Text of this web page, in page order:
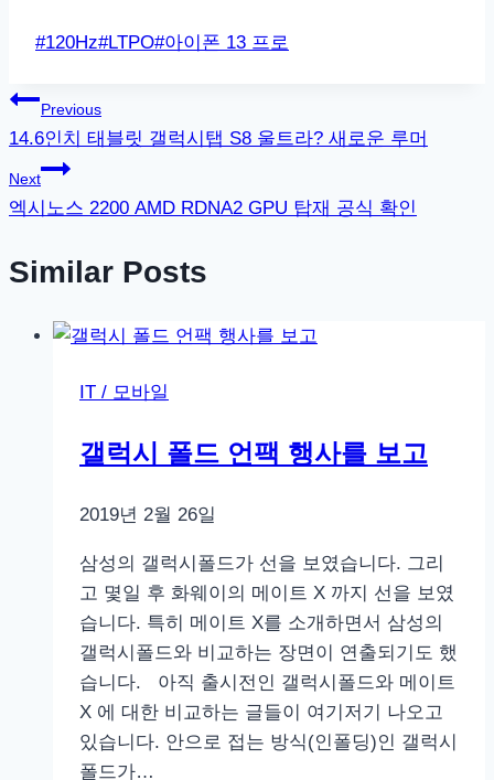
Post
#120Hz#LTPO#아이폰 13 프로
글
탐
색
Previous
14.6인치 태블릿 갤럭시탭 S8 울트라? 새로운 루머
Next
엑시노스 2200 AMD RDNA2 GPU 탑재 공식 확인
Similar Posts
IT / 모바일
갤럭시 폴드 언팩 행사를 보고
2019년 2월 26일
삼성의 갤럭시폴드가 선을 보였습니다. 그리
고 몇일 후 화웨이의 메이트 X 까지 선을 보였
습니다. 특히 메이트 X를 소개하면서 삼성의
갤럭시폴드와 비교하는 장면이 연출되기도 했
습니다. 아직 출시전인 갤럭시폴드와 메이트
X 에 대한 비교하는 글들이 여기저기 나오고
있습니다. 안으로 접는 방식(인폴딩)인 갤럭시
폴드가…